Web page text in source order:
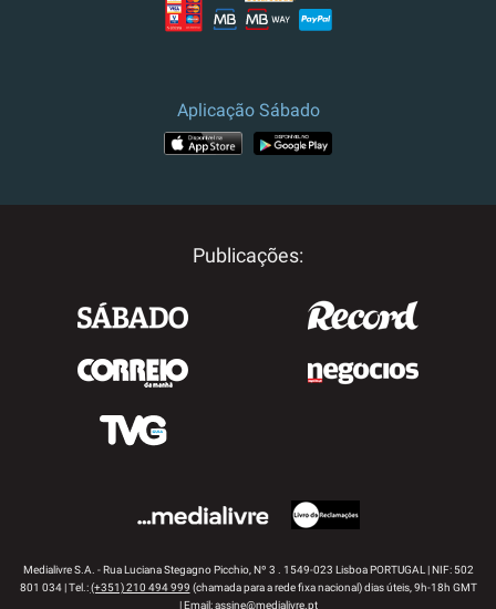
Aplicação Sábado
Publicações:
Medialivre S.A. - Rua Luciana Stegagno Picchio, Nº 3 . 1549-023 Lisboa PORTUGAL | NIF: 502
801 034 | Tel.:(+351) 210 494 999 (chamada para a rede fixa nacional) dias úteis, 9h-18h GMT
| Email:assine@medialivre.pt